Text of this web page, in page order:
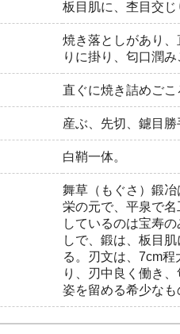
板目肌に、杢目交じ
焼き落としがあり
りに掛り、匂口潤み
直ぐに焼き詰めごこ
産ぶ、先切、鑢目勝
白鞘一体。
舞草（もぐさ）鍛
栄の元で、平泉で
しているのは宝寿
しで、鍛は、板目
る。刃文は、7cm
り、刃中良く働き
姿を留める希少な